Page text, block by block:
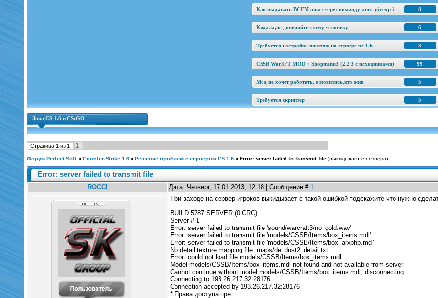
8
Как выдавать ВСЕМ опыт через команду amx_givexp ?
6
Кидала,не доверяйте этому человеку
3
Требуется настройка плагина на сервере кс 1.6.
99
CSSB War3FT MOD + Shopmenu3 (2.2.3 c исходниками)
5
Мод не хочет работать, отзовитись,кто жив
5
Требуется скриптер
Зона CS 1.6 и CS:GO
Страница 1 из 1 1
Форум Perfect Soft » Counter-Strike 1.6 » Решение проблем с сервером CS 1.6 » Error: server failed to transmit file (выкидывает с сервера)
Error: server failed to transmit file
ROCCI Дата: Четверг, 17.01.2013, 12:18 | Сообщение # 1
При заходе на сервер игроков выкидывает с такой ошибкой подскажите что нужно
BUILD 5787 SERVER (0 CRC)
Server # 1
Error: server failed to transmit file 'sound/warcraft3/no_gold.wav'
Error: server failed to transmit file 'models/CSSB/Items/box_items.mdl'
Error: server failed to transmit file 'models/CSSB/Items/box_arxphp.mdl'
No detail texture mapping file: maps/de_dust2_detail.txt
Error: could not load file models/CSSB/Items/box_items.mdl
Model models/CSSB/Items/box_items.mdl not found and not available from server
Cannot continue without model models/CSSB/Items/box_items.mdl, disconnecting.
Connecting to 193.26.217.32:28176...
Connection accepted by 193.26.217.32:28176
* Права доступа пре